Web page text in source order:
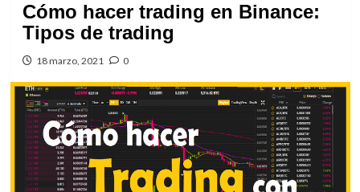
Cómo hacer trading en Binance:
Tipos de trading
18 marzo, 2021 0